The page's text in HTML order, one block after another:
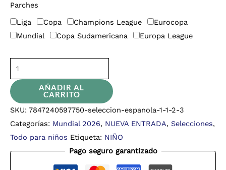
Parches
Liga
Copa Champions League
Eurocopa
Mundial
Copa Sudamericana Europa League
AÑADIR AL
CARRITO
SKU: 7847240597750-seleccion-espanola-1-1-2-3
Categorías: Mundial 2026, NUEVA ENTRADA, Selecciones,
Todo para niños Etiqueta: NIÑO
Pago seguro garantizado